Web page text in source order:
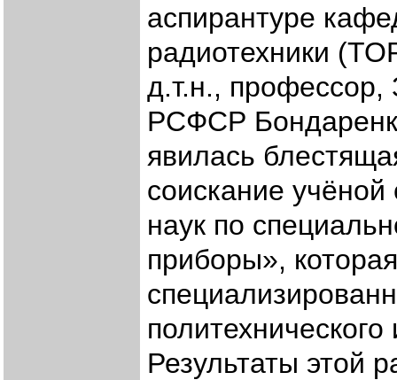
аспирантуре
радиотехники
д.т.н., профессор,
РСФСР
явилась
соискание учёной
наук по
приборы»,
Результаты этой